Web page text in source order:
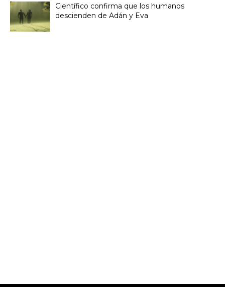
Científico confirma que los humanos
descienden de Adán y Eva